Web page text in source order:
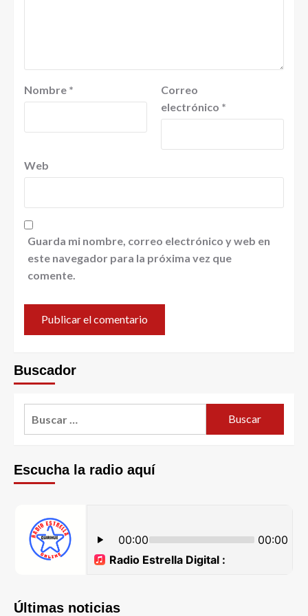
Nombre *
Correo
electrónico *
Web
Guarda mi nombre, correo electrónico y web en
este navegador para la próxima vez que
comente.
Buscador
Escucha la radio aquí
Últimas noticias